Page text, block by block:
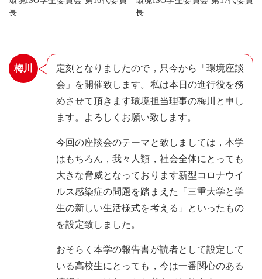
用語解説
記事一覧
長
長
梅川
定刻となりましたので，只今から「環境座談
会」を開催致します。私は本日の進行役を務
めさせて頂きます環境担当理事の梅川と申し
ます。よろしくお願い致します。
今回の座談会のテーマと致しましては，本学
はもちろん，我々人類，社会全体にとっても
大きな脅威となっております新型コロナウイ
ルス感染症の問題を踏まえた「三重大学と学
生の新しい生活様式を考える」といったもの
を設定致しました。
おそらく本学の報告書が読者として設定して
いる高校生にとっても，今は一番関心のある